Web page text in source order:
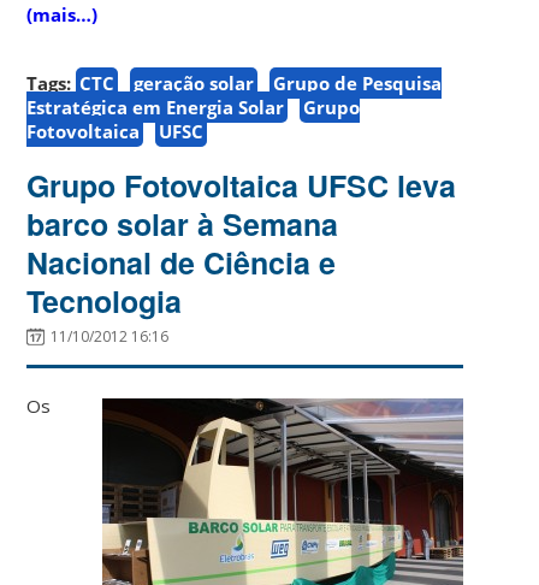
(mais…)
Tags: CTC geração solar
Grupo de Pesquisa
Estratégica em Energia Solar
Grupo
Fotovoltaica
UFSC
Grupo Fotovoltaica UFSC leva
barco solar à Semana
Nacional de Ciência e
Tecnologia
11/10/2012 16:16
Os